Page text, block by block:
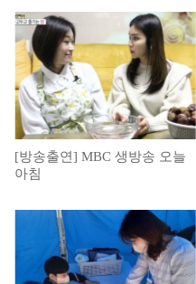
[방송출연] MBC 생방송 오늘
아침